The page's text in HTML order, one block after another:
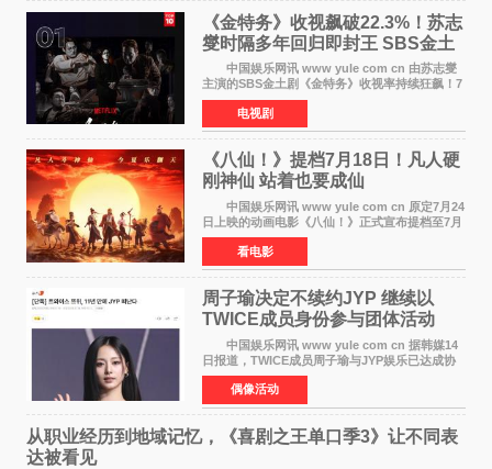
《金特务》收视飙破22.3%！苏志
燮时隔多年回归即封王 SBS金土
剧新纪录诞生
中国娱乐网讯 www yule com cn 由苏志燮
主演的SBS金土剧《金特务》收视率持续狂飙！7
月11日播出的第6集全国平均收视率高达22 3%，
瞬间最高更冲上26 4%，不仅再度刷新自身纪
录，更稳坐同时段
电视剧
《八仙！》提档7月18日！凡人硬
刚神仙 站着也要成仙
中国娱乐网讯 www yule com cn 原定7月24
日上映的动画电影《八仙！》正式宣布提档至7月
18日。这部国风动画大片将八仙过海，各显神通
这句刻在国人DNA里的俗语玩出了新花样——影
片讲述凡人
看电影
周子瑜决定不续约JYP 继续以
TWICE成员身份参与团体活动
中国娱乐网讯 www yule com cn 据韩媒14
日报道，TWICE成员周子瑜与JYP娱乐已达成协
议，不再续签个人专属合约，但她将继续参与
TWICE的完整团体活动。 周子瑜于2015年通
过生存节目《SIXTE
偶像活动
从职业经历到地域记忆，《喜剧之王单口季3》让不同表
达被看见